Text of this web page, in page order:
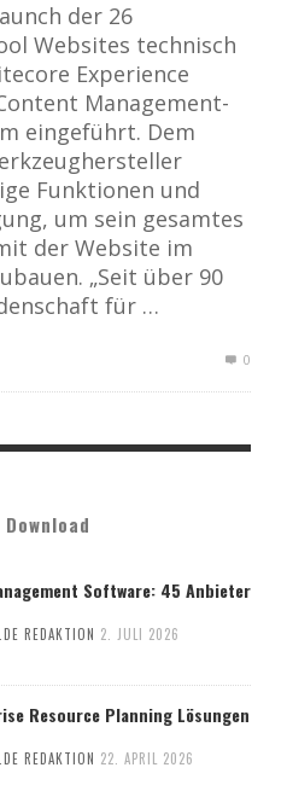
der 26
Websites technisch
Experience
Management-
eingeführt. Dem
Funktionen und
um sein gesamtes
der Website im
„Seit über 90
für …
0
Software: 45 Anbieter
REDAKTION 2. JULI 2026
Resource Planning Lösungen
REDAKTION 22. APRIL 2026